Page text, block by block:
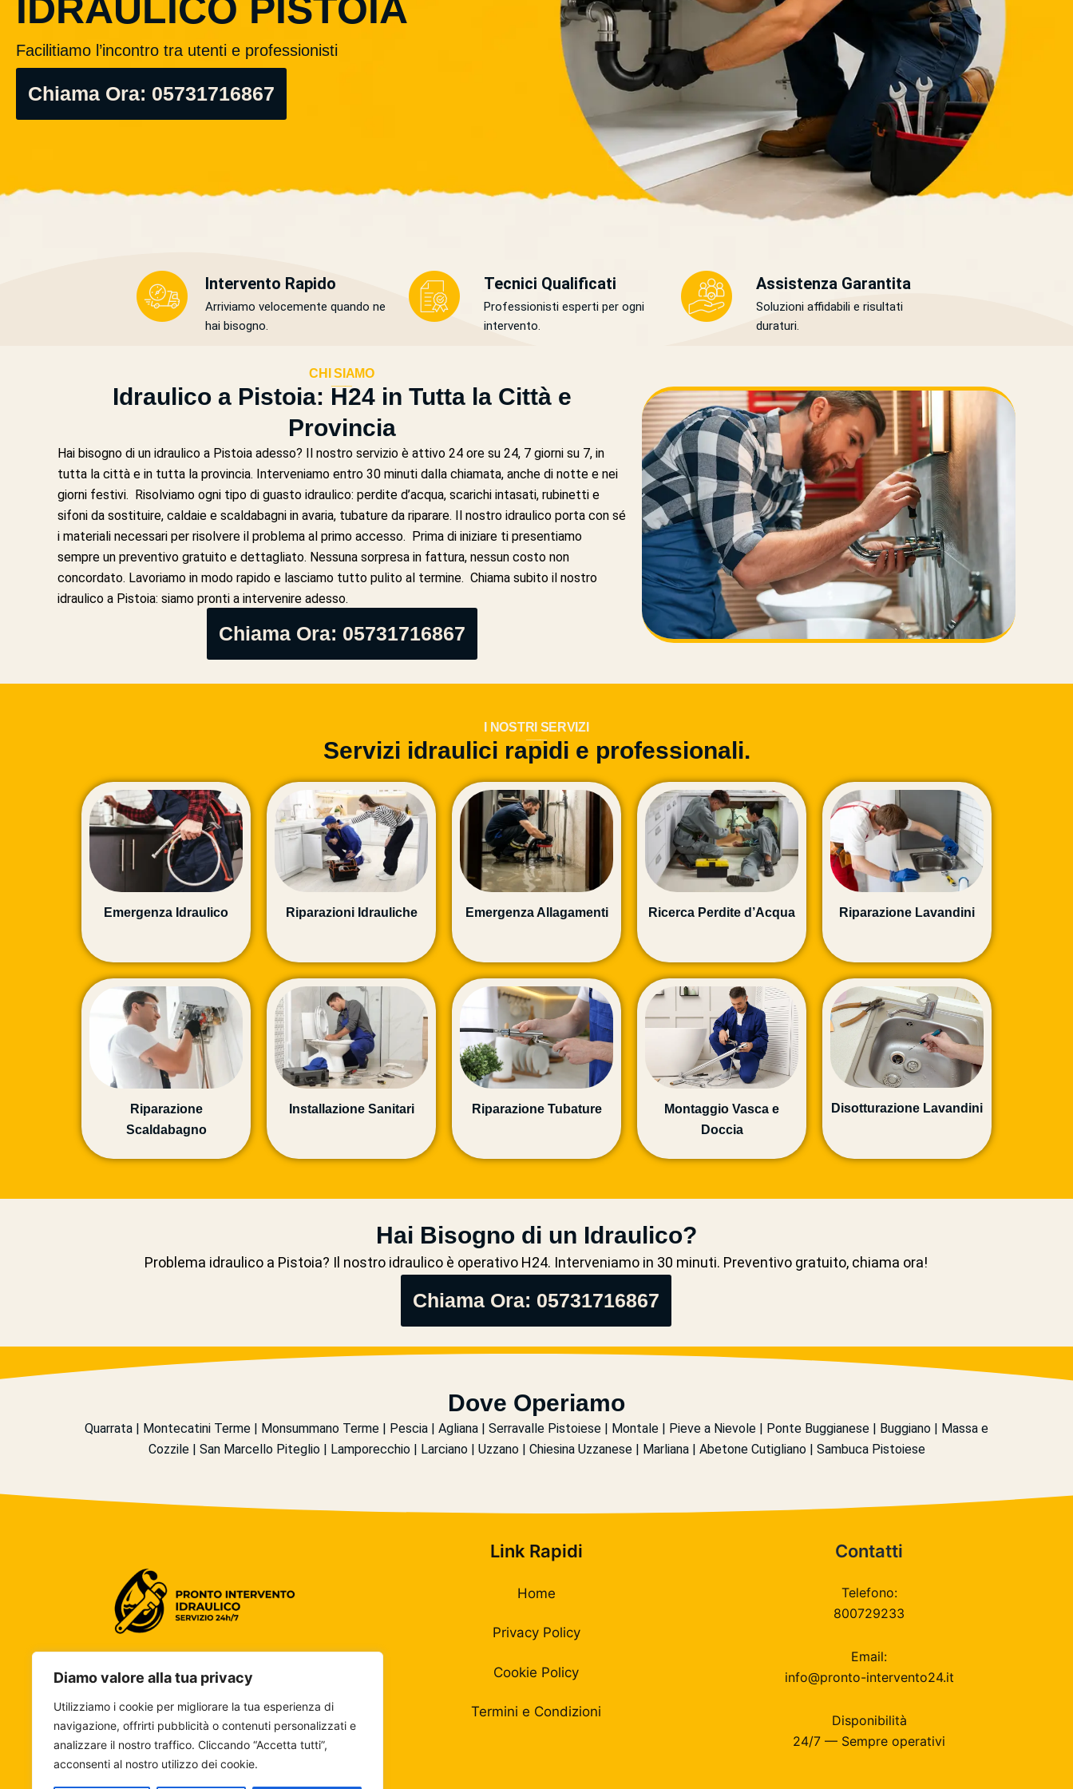
Diamo valore alla tua privacy
Utilizziamo i cookie per migliorare la tua esperienza di
navigazione, offrirti pubblicità o contenuti personalizzati e
analizzare il nostro traffico. Cliccando “Accetta tutti”,
acconsenti al nostro utilizzo dei cookie.
IDRAULICO PISTOIA
Facilitiamo l’incontro tra utenti e professionisti
Chiama Ora: 05731716867
Intervento Rapido
Arriviamo velocemente quando ne
hai bisogno.
Tecnici Qualificati
Professionisti esperti per ogni
intervento.
Assistenza Garantita
Soluzioni affidabili e risultati
duraturi.
CHI SIAMO
___
Idraulico a Pistoia: H24 in Tutta la Città e
Provincia
Hai bisogno di un idraulico a Pistoia adesso? Il nostro servizio è attivo 24 ore su 24, 7 giorni su 7, in
tutta la città e in tutta la provincia. Interveniamo entro 30 minuti dalla chiamata, anche di notte e nei
giorni festivi. Risolviamo ogni tipo di guasto idraulico: perdite d’acqua, scarichi intasati, rubinetti e
sifoni da sostituire, caldaie e scaldabagni in avaria, tubature da riparare. Il nostro idraulico porta con sé
i materiali necessari per risolvere il problema al primo accesso. Prima di iniziare ti presentiamo
sempre un preventivo gratuito e dettagliato. Nessuna sorpresa in fattura, nessun costo non
concordato. Lavoriamo in modo rapido e lasciamo tutto pulito al termine. Chiama subito il nostro
idraulico a Pistoia: siamo pronti a intervenire adesso.
Chiama Ora: 05731716867
I NOSTRI SERVIZI
___
Servizi idraulici rapidi e professionali.
Emergenza Idraulico Riparazioni Idrauliche Emergenza Allagamenti Ricerca Perdite d’Acqua Riparazione Lavandini
Riparazione
Scaldabagno
Installazione Sanitari Riparazione Tubature
Montaggio Vasca e
Doccia
Disotturazione Lavandini
Hai Bisogno di un Idraulico?
Problema idraulico a Pistoia? Il nostro idraulico è operativo H24. Interveniamo in 30 minuti. Preventivo gratuito, chiama ora!
Chiama Ora: 05731716867
Dove Operiamo
Quarrata | Montecatini Terme | Monsummano Terme | Pescia | Agliana | Serravalle Pistoiese | Montale | Pieve a Nievole | Ponte Buggianese | Buggiano | Massa e
Cozzile | San Marcello Piteglio | Lamporecchio | Larciano | Uzzano | Chiesina Uzzanese | Marliana | Abetone Cutigliano | Sambuca Pistoiese
Siamo specializzati in interventi idraulici rapidi e
professionali, con assistenza disponibile 24 ore
su 24 in diverse città italiane.
Link Rapidi
Home
Privacy Policy
Cookie Policy
Termini e Condizioni
Contatti
Telefono:
800729233
Email:
info@pronto-intervento24.it
Disponibilità
24/7 — Sempre operativi